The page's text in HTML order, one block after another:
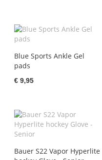
Blue Sports Ankle Gel
pads
€ 9,95
Bauer S22 Vapor Hyperlite